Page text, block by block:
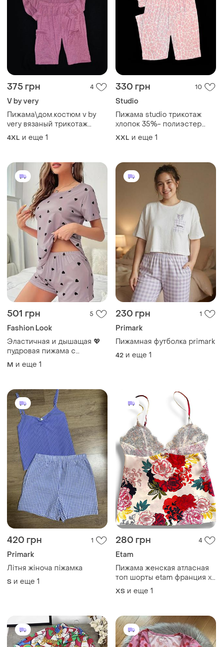
375 грн 4
V by very
Пижама\дом.костюм v by
very вязаный трикотаж
полиэстер 95%-эластан
5% р.4xl\5xl
4XL и еще 1
330 грн 10
Studio
Пижама studio трикотаж
хлопок 35%- полиэстер
65% р.2xl\3xl
XXL и еще 1
501 грн 5
Fashion Look
Эластичная и дышащая 💖
пудровая пижама с
сердечками 🩳 комплект
M и еще 1
230 грн 1
Primark
Пижамная футболка primark
42 и еще 1
420 грн 1
Primark
Літня жіноча піжамка
S и еще 1
280 грн 4
Etam
Пижама женская атласная
топ шорты etam франция xs
s с кружевом цветочный
принт
ХS и еще 1